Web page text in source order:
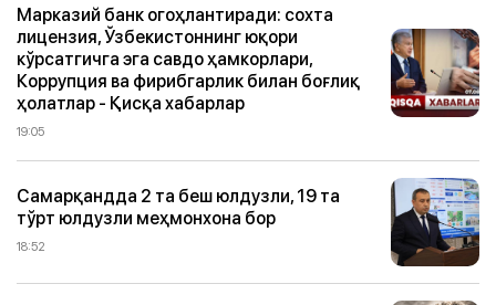
Марказий банк огоҳлантиради: сохта
лицензия, Ўзбекистоннинг юқори
кўрсатгичга эга савдо ҳамкорлари,
Коррупция ва фирибгарлик билан боғлиқ
ҳолатлар - Қисқа хабарлар
19:05
Самарқандда 2 та беш юлдузли, 19 та
тўрт юлдузли меҳмонхона бор
18:52